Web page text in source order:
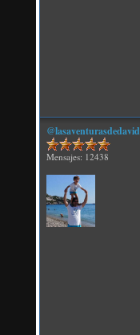
@lasaventurasdedavid
Mensajes: 12438